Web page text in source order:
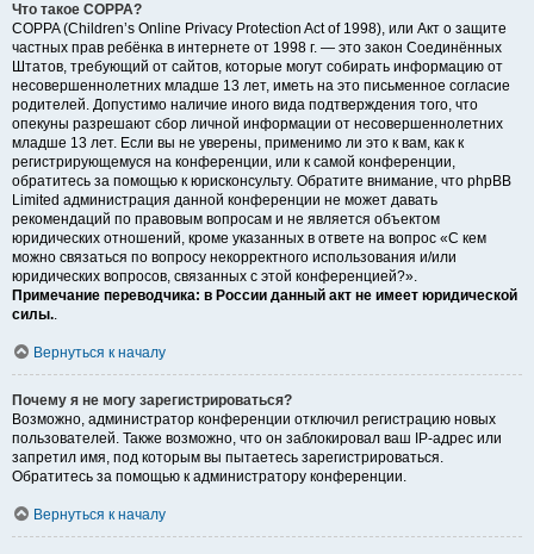
Что такое COPPA?
COPPA (Children’s Online Privacy Protection Act of 1998), или Акт о защите
частных прав ребёнка в интернете от 1998 г. — это закон Соединённых
Штатов, требующий от сайтов, которые могут собирать информацию от
несовершеннолетних младше 13 лет, иметь на это письменное согласие
родителей. Допустимо наличие иного вида подтверждения того, что
опекуны разрешают сбор личной информации от несовершеннолетних
младше 13 лет. Если вы не уверены, применимо ли это к вам, как к
регистрирующемуся на конференции, или к самой конференции,
обратитесь за помощью к юрисконсульту. Обратите внимание, что phpBB
Limited администрация данной конференции не может давать
рекомендаций по правовым вопросам и не является объектом
юридических отношений, кроме указанных в ответе на вопрос «С кем
можно связаться по вопросу некорректного использования и/или
юридических вопросов, связанных с этой конференцией?».
Примечание переводчика: в России данный акт не имеет юридической
силы..
Вернуться к началу
Почему я не могу зарегистрироваться?
Возможно, администратор конференции отключил регистрацию новых
пользователей. Также возможно, что он заблокировал ваш IP-адрес или
запретил имя, под которым вы пытаетесь зарегистрироваться.
Обратитесь за помощью к администратору конференции.
Вернуться к началу